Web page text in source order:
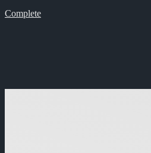
Complete